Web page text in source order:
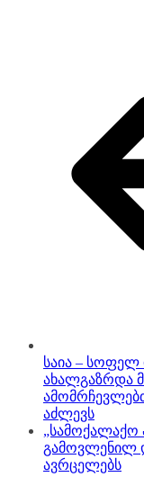
საია – სოფელ
ახალგაზრდა
აძლევს
„სამოქალაქო
გამოვლენილ
ავრცელებს